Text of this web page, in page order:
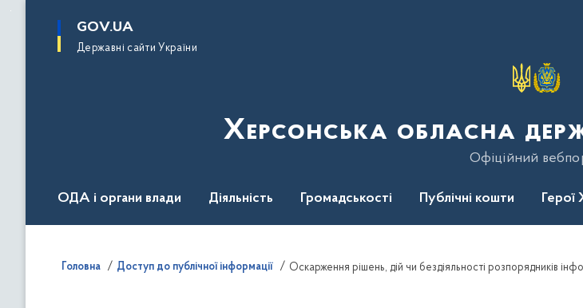
основного
GOV.UA
Державні сайти України
Херсонська обласна
Офіційний
ОДА і органи влади Діяльність Громадськості Публічні кошти Герої
Головна Доступ до публічної інформації Оскарження рішень, дій чи бездіяльності розпорядників